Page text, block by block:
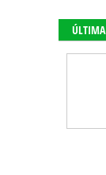
ÚLTIMA